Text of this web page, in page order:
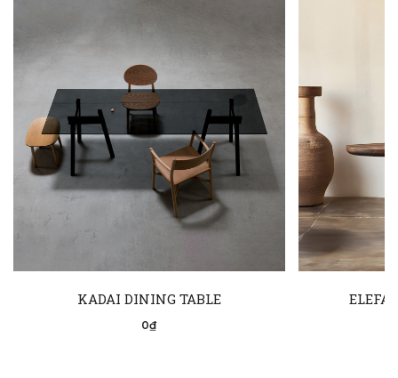
KADAI DINING TABLE
0₫